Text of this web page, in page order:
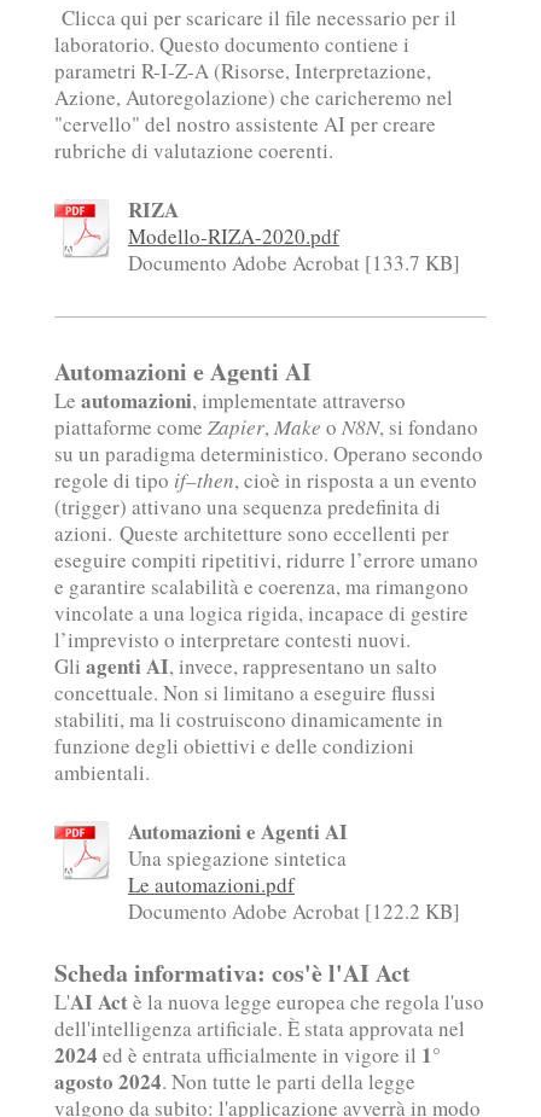
Clicca qui per scaricare il file necessario per il
laboratorio. Questo documento contiene i
parametri R-I-Z-A (Risorse, Interpretazione,
Azione, Autoregolazione) che caricheremo nel
"cervello" del nostro assistente AI per creare
rubriche di valutazione coerenti.
RIZA
Modello-RIZA-2020.pdf
Documento Adobe Acrobat [133.7 KB]
Automazioni e Agenti AI
Le automazioni, implementate attraverso
piattaforme come Zapier,Make o N8N, si fondano
su un paradigma deterministico. Operano secondo
regole di tipo if–then, cioè in risposta a un evento
(trigger) attivano una sequenza predefinita di
azioni. Queste architetture sono eccellenti per
eseguire compiti ripetitivi, ridurre l’errore umano
e garantire scalabilità e coerenza, ma rimangono
vincolate a una logica rigida, incapace di gestire
l’imprevisto o interpretare contesti nuovi.
Gli agenti AI, invece, rappresentano un salto
concettuale. Non si limitano a eseguire flussi
stabiliti, ma li costruiscono dinamicamente in
funzione degli obiettivi e delle condizioni
ambientali.
Automazioni e Agenti AI
Una spiegazione sintetica
Le automazioni.pdf
Documento Adobe Acrobat [122.2 KB]
Scheda informativa: cos'è l'AI Act
L'AI Actè la nuova legge europea che regola l'uso
dell'intelligenza artificiale. È stata approvata nel
2024 ed è entrata ufficialmente in vigore il 1°
agosto 2024. Non tutte le parti della legge
valgono da subito: l'applicazione avverrà in modo